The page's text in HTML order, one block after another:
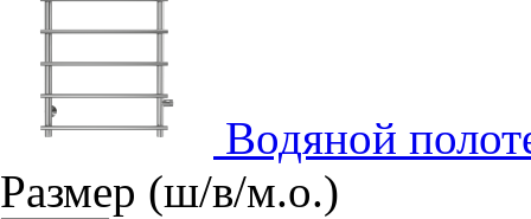
Водяной
Размер (ш/в/м.о.)